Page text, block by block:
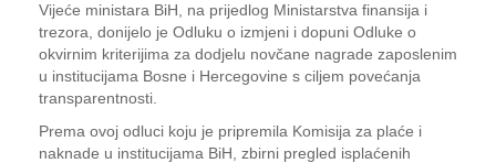
Vijeće ministara BiH, na prijedlog Ministarstva finansija i
trezora, donijelo je Odluku o izmjeni i dopuni Odluke o
okvirnim kriterijima za dodjelu novčane nagrade zaposlenim
u institucijama Bosne i Hercegovine s ciljem povećanja
transparentnosti.
Prema ovoj odluci koju je pripremila Komisija za plaće i
naknade u institucijama BiH, zbirni pregled isplaćenih